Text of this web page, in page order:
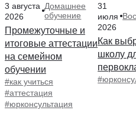
3 августа
2026
Домашнее
обучение
Промежуточные и
итоговые аттестации
на семейном
обучении
#как учиться
#аттестация
#юрконсультация
31
июля
2026
Как
школу